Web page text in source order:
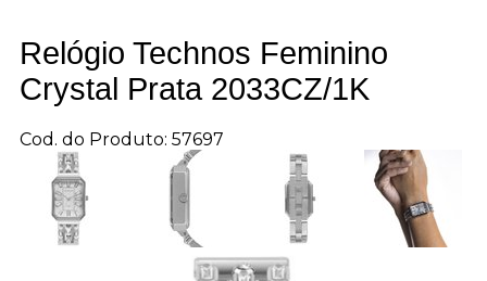
Relógio Technos Feminino
Crystal Prata 2033CZ/1K
Cod. do Produto: 57697